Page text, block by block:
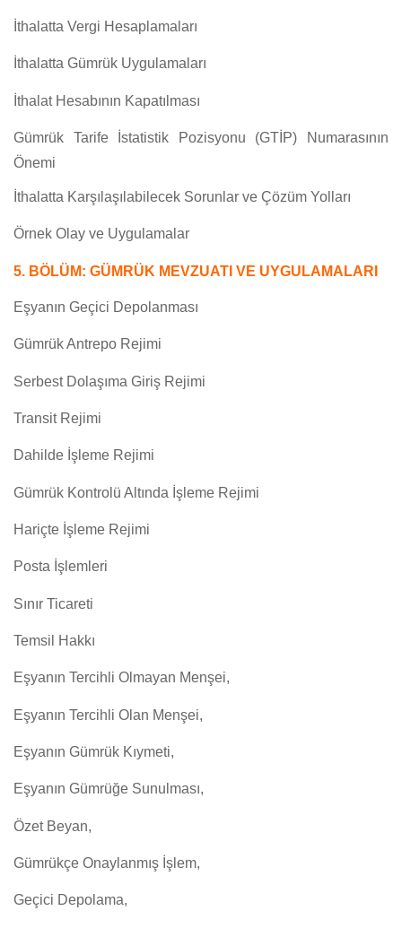
İthalatta Vergi Hesaplamaları
İthalatta Gümrük Uygulamaları
İthalat Hesabının Kapatılması
Gümrük Tarife İstatistik Pozisyonu (GTİP) Numarasının
Önemi
İthalatta Karşılaşılabilecek Sorunlar ve Çözüm Yolları
Örnek Olay ve Uygulamalar
5. BÖLÜM: GÜMRÜK MEVZUATI VE UYGULAMALARI
Eşyanın Geçici Depolanması
Gümrük Antrepo Rejimi
Serbest Dolaşıma Giriş Rejimi
Transit Rejimi
Dahilde İşleme Rejimi
Gümrük Kontrolü Altında İşleme Rejimi
Hariçte İşleme Rejimi
Posta İşlemleri
Sınır Ticareti
Temsil Hakkı
Eşyanın Tercihli Olmayan Menşei,
Eşyanın Tercihli Olan Menşei,
Eşyanın Gümrük Kıymeti,
Eşyanın Gümrüğe Sunulması,
Özet Beyan,
Gümrükçe Onaylanmış İşlem,
Geçici Depolama,